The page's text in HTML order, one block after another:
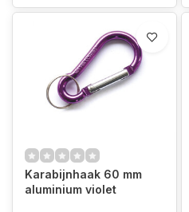
Karabijnhaak 60 mm
aluminium violet